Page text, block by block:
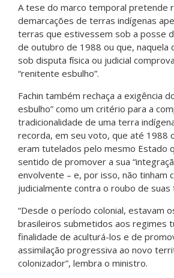
A tese do marco temporal pretende
demarcações de terras indígenas
terras que estivessem sob a posse
de outubro de 1988 ou que, naquela
sob disputa física ou judicial
“renitente esbulho”.
Fachin também rechaça a exigência
esbulho” como um critério para a
tradicionalidade de uma terra
recorda, em seu voto, que até 1988
eram tutelados pelo mesmo Estado
sentido de promover a sua
envolvente – e, por isso, não tinham
judicialmente contra o roubo de suas
“Desde o período colonial, estavam
brasileiros submetidos aos regimes
finalidade de aculturá-los e de
assimilação progressiva ao novo
colonizador”, lembra o ministro.